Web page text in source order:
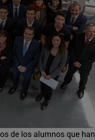
de los alumnos que han